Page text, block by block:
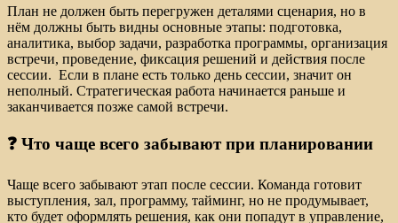
План не должен быть перегружен деталями сценария, но в
нём должны быть видны основные этапы: подготовка,
аналитика, выбор задачи, разработка программы, организация
встречи, проведение, фиксация решений и действия после
сессии. Если в плане есть только день сессии, значит он
неполный. Стратегическая работа начинается раньше и
заканчивается позже самой встречи.
❓ Что чаще всего забывают при планировании
Чаще всего забывают этап после сессии. Команда готовит
выступления, зал, программу, тайминг, но не продумывает,
кто будет оформлять решения, как они попадут в управление,